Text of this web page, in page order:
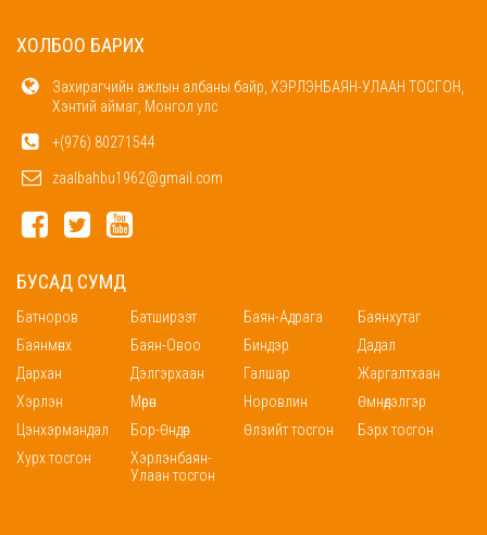
ХОЛБОО БАРИХ
Захирагчийн ажлын албаны байр, ХЭРЛЭНБАЯН-УЛААН ТОСГОН,
Хэнтий аймаг, Монгол улс
+(976) 80271544
zaalbahbu1962@gmail.com
БУСАД СУМД
Батноров Батширээт Баян-Адрага
Баянхутаг
Баянмөнх
Баян-Овоо Биндэр
Дадал
Дархан
Дэлгэрхаан Галшар
Жаргалтхаан
Хэрлэн
Мөрөн Норовлин
Өмнөдэлгэр
Цэнхэрмандал
Бор-Өндөр Өлзийт тосгон
Бэрх тосгон
Хурх тосгон
Хэрлэнбаян-
Улаан тосгон